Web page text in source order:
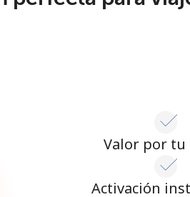
Valor por
Activación